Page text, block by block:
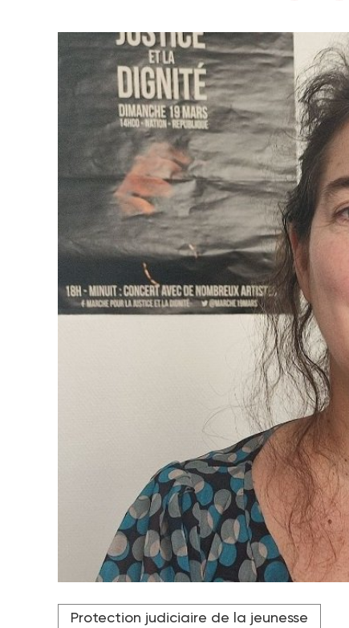
Éducatrice à la protection judiciaire de la
l’ouvrage collectif L’insertion des jeunes :
Protection judiciaire de la jeunesse